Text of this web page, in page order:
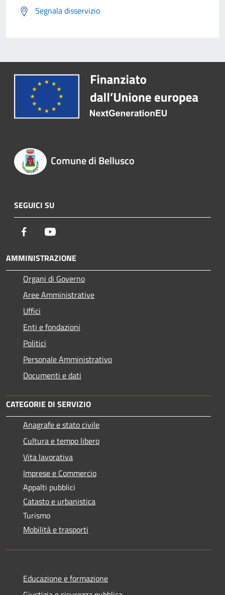
Segnala disservizio
Comune di Bellusco
SEGUICI SU
Facebook
AMMINISTRAZIONE
Organi di Governo
Aree Amministrative
Uffici
Enti e fondazioni
Politici
Personale Amministrativo
Documenti e dati
CATEGORIE DI SERVIZIO
Anagrafe e stato civile
Cultura e tempo libero
Vita lavorativa
Imprese e Commercio
Appalti pubblici
Catasto e urbanistica
Turismo
Mobilità e trasporti
Educazione e formazione